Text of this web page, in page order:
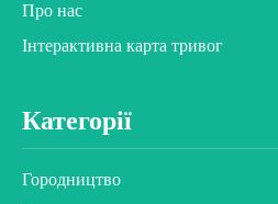
Про нас
Інтерактивна карта тривог
Категорії
Городництво